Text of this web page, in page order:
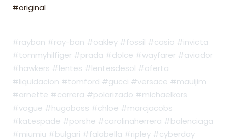
#original
#rayban #ray-ban #oakley #fossil #casio #invicta
#tommyhilfiger #prada #dolce #wayfarer #aviador
#hawkers #lentes #lentesdesol #oferta
#liquidacion #tomford #gucci #versace #mauijim
#arnette #carrera #polarizado #michaelkors
#vogue #hugoboss #chloe #marcjacobs
#katespade #porshe #carolinaherrera #balenciaga
#miumiu #bulgari #falabella #ripley #cyberday